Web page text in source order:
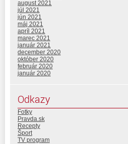
august 2021
júl 2021
jún 2021
máj 2021
apríl 2021
marec 2021
január 2021
december 2020
október 2020
február 2020
január 2020
Odkazy
Fotky
Pravda.sk
Recepty
Šport
TV program